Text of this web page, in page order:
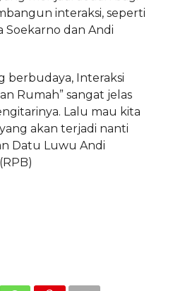
interaksi, seperti
Soekarno dan Andi
berbudaya, Interaksi
Rumah” sangat jelas
Lalu mau kita
akan terjadi nanti
Datu Luwu Andi